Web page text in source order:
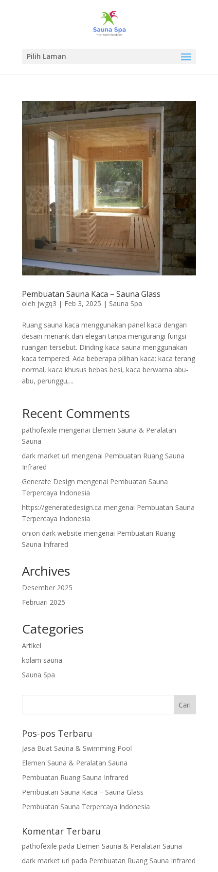
Pilih Laman
Pembuatan Sauna Kaca – Sauna Glass
oleh jwgq3 | Feb 3, 2025 | Sauna Spa
Ruang sauna kaca menggunakan panel kaca dengan
desain menarik dan elegan tanpa mengurangi fungsi
ruangan tersebut. Dinding kaca sauna menggunakan
kaca tempered. Ada beberapa pilihan kaca: kaca terang
normal, kaca khusus bebas besi, kaca berwarna abu-
abu, perunggu,...
Recent Comments
pathofexile mengenai Elemen Sauna & Peralatan
Sauna
dark market url mengenai Pembuatan Ruang Sauna
Infrared
Generate Design mengenai Pembuatan Sauna
Terpercaya Indonesia
https://generatedesign.ca mengenai Pembuatan Sauna
Terpercaya Indonesia
onion dark website mengenai Pembuatan Ruang
Sauna Infrared
Archives
Desember 2025
Februari 2025
Categories
Artikel
kolam sauna
Sauna Spa
Pos-pos Terbaru
Jasa Buat Sauna & Swimming Pool
Elemen Sauna & Peralatan Sauna
Pembuatan Ruang Sauna Infrared
Pembuatan Sauna Kaca – Sauna Glass
Pembuatan Sauna Terpercaya Indonesia
Komentar Terbaru
pathofexile pada Elemen Sauna & Peralatan Sauna
dark market url pada Pembuatan Ruang Sauna Infrared